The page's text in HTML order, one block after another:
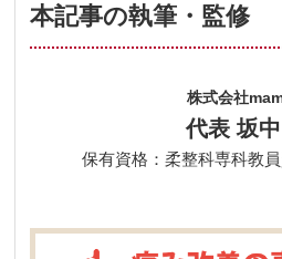
本記事の執筆・監修
株式会社
代表 坂
保有資格：柔整科専科教